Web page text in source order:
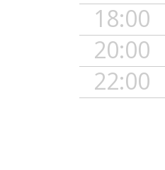
18:00
20:00
22:00